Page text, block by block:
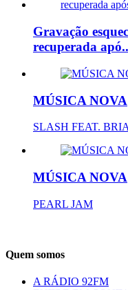
Gravação
recuperada
MÚSICA NOVA
SLASH FEAT.
MÚSICA NOVA
PEARL JAM
Quem somos
A RÁDIO 92FM